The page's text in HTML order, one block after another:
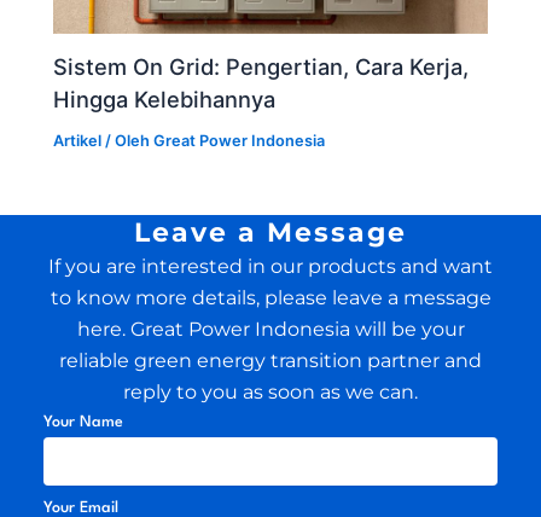
Sistem On Grid: Pengertian, Cara Kerja,
Hingga Kelebihannya
Artikel / OlehGreat Power Indonesia
Leave a Message
If you are interested in our products and want
to know more details, please leave a message
here. Great Power Indonesia will be your
reliable green energy transition partner and
reply to you as soon as we can.
Your Name
Your Email